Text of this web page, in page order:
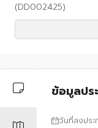
(DD002425)
ข้อมูลปร
วันที่ลงปร